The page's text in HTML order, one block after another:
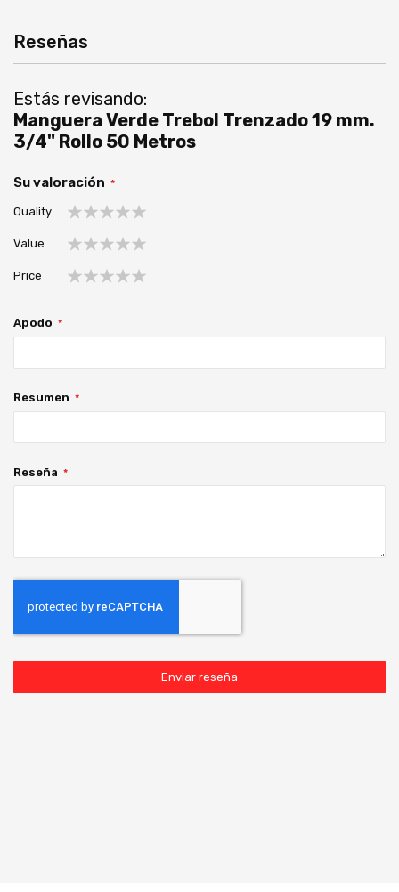
Reseñas
Estás revisando:
Manguera Verde Trebol Trenzado 19 mm.
3/4" Rollo 50 Metros
Su valoración
Quality
estrella
estrellas
estrellas
estrellas
estrellas
Value
estrella
estrellas
estrellas
estrellas
estrellas
Price
Apodo
Resumen
Reseña
Enviar reseña